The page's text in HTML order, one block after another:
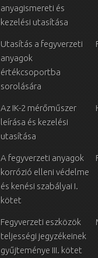
anyagismereti és
kezelési utasítása
Utasítás a fegyverzeti
anyagok
értékcsoportba
sorolására
Az IK-2 mérőműszer
leírása és kezelési
utasítása
A fegyverzeti anyagok
korrózió elleni védelme
és kenési szabályai I.
kötet
Fegyverzeti eszközök
teljességi jegyzékeinek
gyűjteménye III. kötet